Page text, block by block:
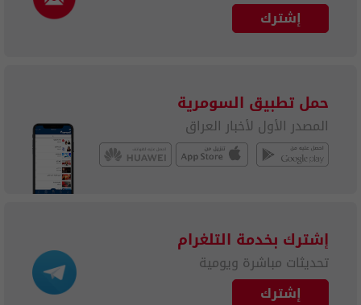
إشترك
حمل تطبيق السومرية
المصدر الأول لأخبار العراق
إشترك بخدمة التلغرام
تحديثات مباشرة ويومية
إشترك